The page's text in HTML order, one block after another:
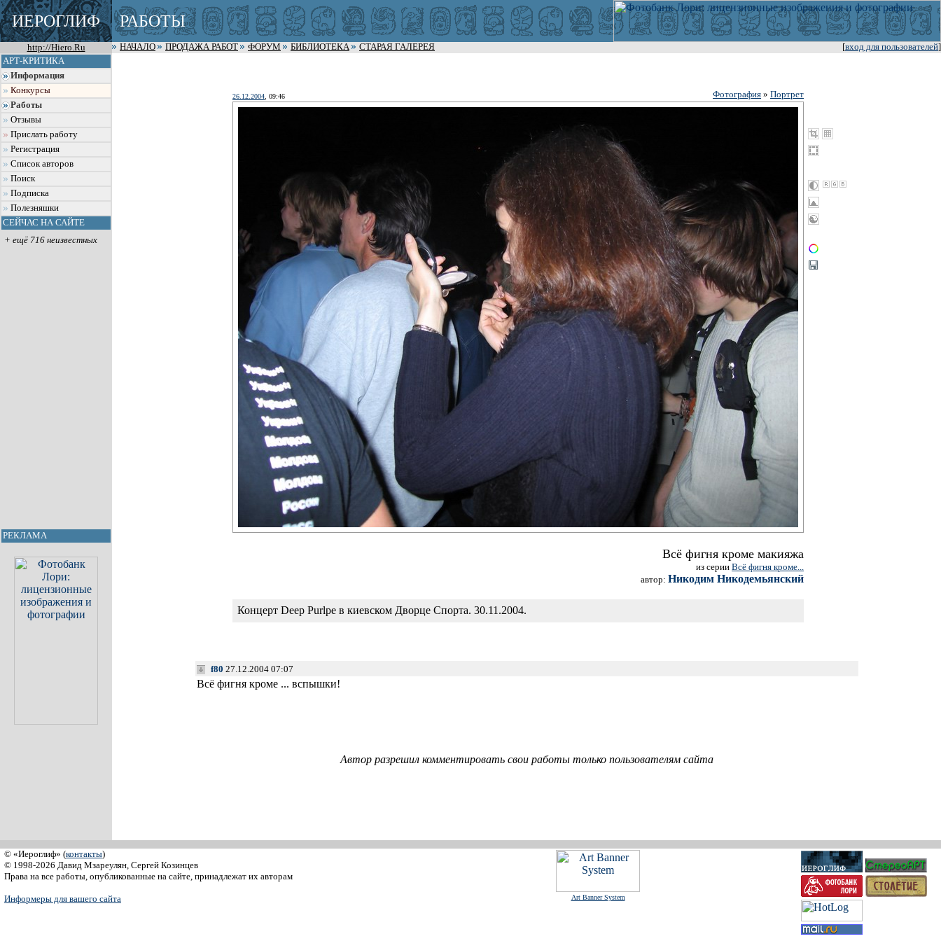
ИЕРОГЛИФ РАБОТЫ
http://Hiero.Ru [вход для пользователей]
НАЧАЛО ПРОДАЖА РАБОТ ФОРУМ БИБЛИОТЕКА
СТАРАЯ ГАЛЕРЕЯ
АРТ-КРИТИКА
Информация
Конкурсы
Работы
Отзывы
Прислать работу
Регистрация
Список авторов
Поиск
Подписка
Полезняшки
СЕЙЧАС НА САЙТЕ
+ ещё 716 неизвестных
РЕКЛАМА
26.12.2004 , 09:46 Фотография » Портрет
Всё фигня кроме макияжа
из серии Всё фигня кроме...
автор: Никодим Никодемьянский
Концерт Deep Purlpe в киевском Дворце Спорта. 30.11.2004.
f80 27.12.2004 07:07
Всё фигня кроме ... вспышки!
Автор разрешил комментировать свои работы только пользователям сайта
© «Иероглиф» (контакты)
© 1998-2026 Давид Мзареулян, Сергей Козинцев
Права на все работы, опубликованные на сайте, принадлежат их авторам
Информеры для вашего сайта Art Banner System